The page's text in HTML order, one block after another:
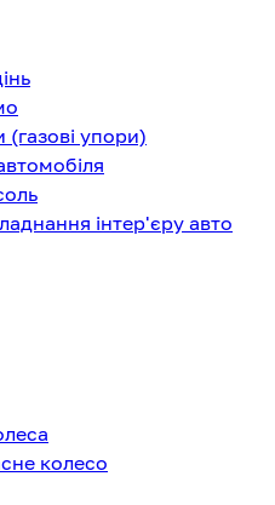
упори)
інтер'єру авто
колесо